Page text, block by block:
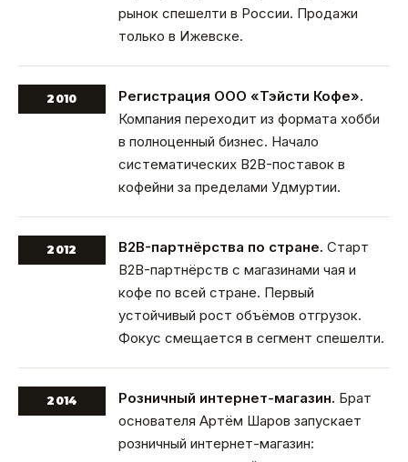
рынок спешелти в России. Продажи
только в Ижевске.
2010
Регистрация ООО «Тэйсти Кофе».
Компания переходит из формата хобби
в полноценный бизнес. Начало
систематических B2B-поставок в
кофейни за пределами Удмуртии.
2012 B2B-партнёрства по стране. Старт
B2B-партнёрств с магазинами чая и
кофе по всей стране. Первый
устойчивый рост объёмов отгрузок.
Фокус смещается в сегмент спешелти.
2014 Розничный интернет-магазин. Брат
основателя Артём Шаров запускает
розничный интернет-магазин: